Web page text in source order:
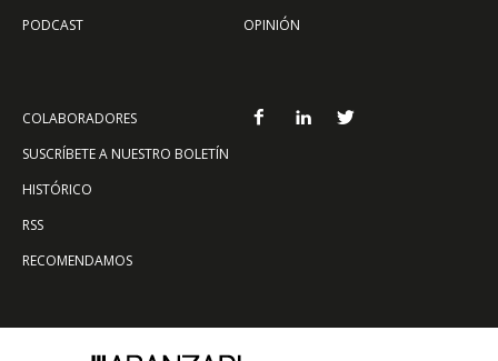
PODCAST
OPINIÓN
COLABORADORES
SUSCRÍBETE A NUESTRO BOLETÍN
HISTÓRICO
RSS
RECOMENDAMOS